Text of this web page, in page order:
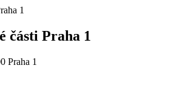
1
části Praha 1
Praha 1